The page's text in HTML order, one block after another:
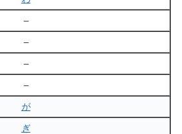
–
–
–
–
が
ぎ